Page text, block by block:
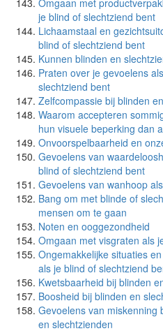
Omgaan met
je blind of slechtziend bent
Lichaamstaal en
blind of slechtziend bent
Kunnen blinden en
Praten over je gevoelens
slechtziend bent
Zelfcompassie bij blinden
Waarom accepteren
hun visuele beperking dan
Onvoorspelbaarheid en
Gevoelens van
blind of slechtziend bent
Gevoelens van wanhoop
Bang om met blinde of
mensen om te gaan
Noten en ooggezondheid
Omgaan met visgraten als
Ongemakkelijke situaties
als je blind of slechtziend
Kwetsbaarheid bij blinden
Boosheid bij blinden en
Gevoelens van miskenning
en slechtzienden